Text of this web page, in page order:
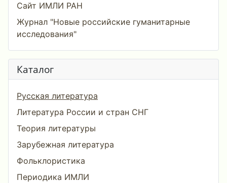
Сайт ИМЛИ РАН
Журнал "Новые российские гуманитарные
исследования"
Каталог
Русская литература
Литература России и стран СНГ
Теория литературы
Зарубежная литература
Фольклористика
Периодика ИМЛИ